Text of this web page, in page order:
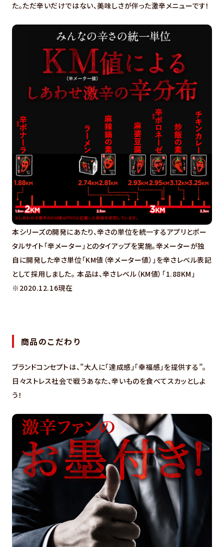
た。ただ辛いだけではない、美味しさが伴った激辛メニューです！
本シリーズの開発にあたり、辛さの単位を統一するアプリとポー
タルサイト「辛メーター」とのタイアップを実施。辛メーターが独
自に開発した辛さ単位「KM値（辛メーター値）」を辛さレベル表記
として採用しました。 本品は、辛さレベル（KM値）「1.88KM」
※2020.12.16現在
商品のこだわり
ブランドコンセプトは、”大人に「達成感」「幸福感」を提供する”。
日々ストレス社会で戦うあなた、辛いものを食べてスカッとしよ
う！